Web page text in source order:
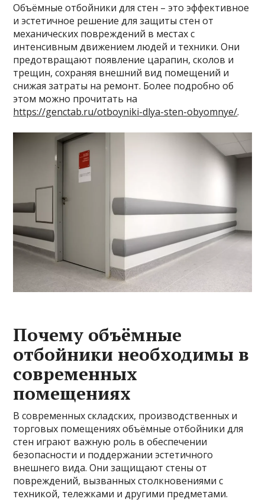
Объёмные отбойники для стен – это эффективное
и эстетичное решение для защиты стен от
механических повреждений в местах с
интенсивным движением людей и техники. Они
предотвращают появление царапин, сколов и
трещин, сохраняя внешний вид помещений и
снижая затраты на ремонт. Более подробно об
этом можно прочитать на
https://genctab.ru/otboyniki-dlya-sten-obyomnye/.
Почему объёмные
отбойники необходимы в
современных
помещениях
В современных складских, производственных и
торговых помещениях объёмные отбойники для
стен играют важную роль в обеспечении
безопасности и поддержании эстетичного
внешнего вида. Они защищают стены от
повреждений, вызванных столкновениями с
техникой, тележками и другими предметами.